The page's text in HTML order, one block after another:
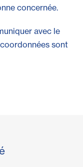
concernée.
avec le
sont